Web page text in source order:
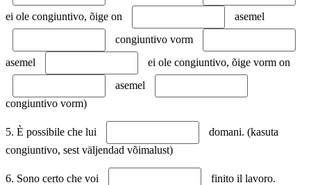
ei ole congiuntivo, õige on
asemel
congiuntivo vorm
asemel
ei ole congiuntivo, õige vorm on
asemel
congiuntivo vorm)
5. È possibile che lui
domani. (kasuta
congiuntivo, sest väljendad võimalust)
6. Sono certo che voi
finito il lavoro.